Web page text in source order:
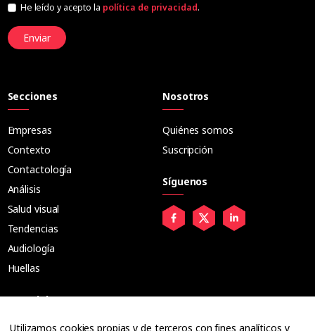
He leído y acepto la política de privacidad.
Enviar
Secciones
Empresas
Contexto
Contactología
Análisis
Salud visual
Tendencias
Audiología
Huellas
Especiales
Nosotros
Quiénes somos
Suscripción
Síguenos
Utilizamos cookies propias y de terceros con fines analíticos y